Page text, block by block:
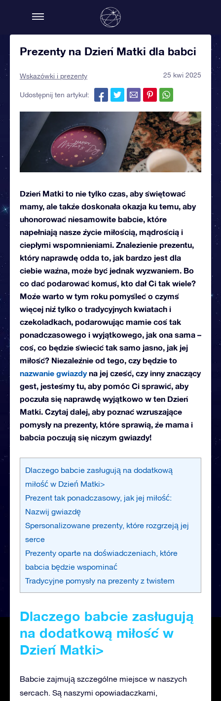
Prezenty na Dzień Matki dla babci
Wskazówki i prezenty 25 kwi 2025
Udostępnij ten artykuł:
Dzień Matki to nie tylko czas, aby świętować
mamy, ale także doskonała okazja ku temu, aby
uhonorować niesamowite babcie, które
napełniają nasze życie miłością, mądrością i
ciepłymi wspomnieniami. Znalezienie prezentu,
który naprawdę odda to, jak bardzo jest dla
ciebie ważna, może być jednak wyzwaniem. Bo
co dać podarować komuś, kto dał Ci tak wiele?
Może warto w tym roku pomyśleć o czymś
więcej niż tylko o tradycyjnych kwiatach i
czekoladkach, podarowując mamie coś tak
ponadczasowego i wyjątkowego, jak ona sama –
coś, co będzie świecić tak samo jasno, jak jej
miłość? Niezależnie od tego, czy będzie to
nazwanie gwiazdyna jej cześć, czy inny znaczący
gest, jesteśmy tu, aby pomóc Ci sprawić, aby
poczuła się naprawdę wyjątkowo w ten Dzień
Matki. Czytaj dalej, aby poznać wzruszające
pomysły na prezenty, które sprawią, że mama i
babcia poczują się niczym gwiazdy!
Dlaczego babcie zasługują na dodatkową
miłość w Dzień Matki>
Prezent tak ponadczasowy, jak jej miłość:
Nazwij gwiazdę
Spersonalizowane prezenty, które rozgrzeją jej
serce
Prezenty oparte na doświadczeniach, które
babcia będzie wspominać
Tradycyjne pomysły na prezenty z twistem
Dlaczego babcie zasługują
na dodatkową miłość w
Dzień Matki>
Babcie zajmują szczególne miejsce w naszych
sercach. Są naszymi opowiadaczkami,